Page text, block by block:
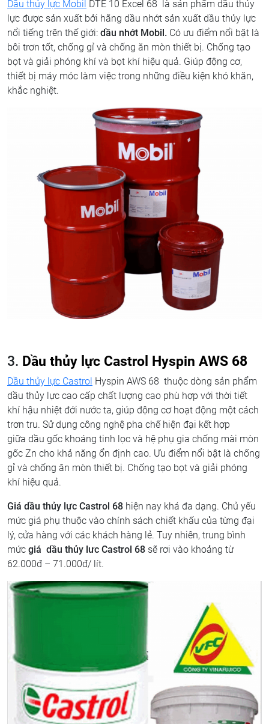
Dầu thủy lực Mobil DTE 10 Excel 68 là sản phẩm dầu thủy
lực được sản xuất bởi hãng dầu nhớt sản xuất dầu thủy lực
nổi tiếng trên thế giới: dầu nhớt Mobil. Có ưu điểm nổi bật là
bôi trơn tốt, chống gỉ và chống ăn mòn thiết bị. Chống tạo
bọt và giải phóng khí và bọt khí hiệu quả. Giúp động cơ,
thiết bị máy móc làm việc trong những điều kiện khó khăn,
khắc nghiệt.
3. Dầu thủy lực Castrol Hyspin AWS 68
Dầu thủy lực Castrol Hyspin AWS 68 thuộc dòng sản phẩm
dầu thủy lực cao cấp chất lượng cao phù hợp với thời tiết
khí hậu nhiệt đới nước ta, giúp động cơ hoạt động một cách
trơn tru. Sử dụng công nghệ pha chế hiện đại kết hợp
giữa dầu gốc khoáng tinh lọc và hệ phụ gia chống mài mòn
gốc Zn cho khả năng ổn định cao. Ưu điểm nổi bật là chống
gỉ và chống ăn mòn thiết bị. Chống tạo bọt và giải phóng
khí hiệu quả.
Giá dầu thủy lực Castrol 68 hiện nay khá đa dạng. Chủ yếu
mức giá phụ thuộc vào chính sách chiết khấu của từng đại
lý, cửa hàng với các khách hàng lẻ. Tuy nhiên, trung bình
mức giá dầu thủy lưc Castrol 68 sẽ rơi vào khoảng từ
62.000đ – 71.000đ/ lít.